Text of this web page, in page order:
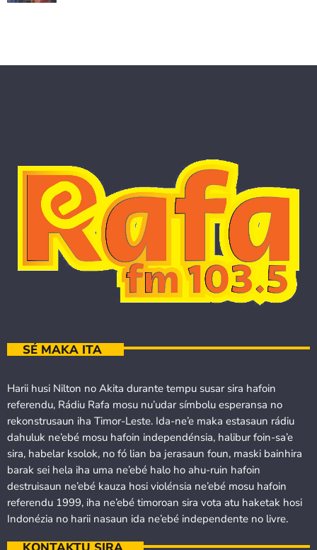
SÉ MAKA ITA
Harii husi Nilton no Akita durante tempu susar sira hafoin
referendu, Rádiu Rafa mosu nu’udar símbolu esperansa no
rekonstrusaun iha Timor-Leste. Ida-ne’e maka estasaun rádiu
dahuluk ne’ebé mosu hafoin independénsia, halibur foin-sa’e
sira, habelar ksolok, no fó lian ba jerasaun foun, maski bainhira
barak sei hela iha uma ne’ebé halo ho ahu-ruin hafoin
destruisaun ne’ebé kauza hosi violénsia ne’ebé mosu hafoin
referendu 1999, iha ne’ebé timoroan sira vota atu haketak hosi
Indonézia no harii nasaun ida ne’ebé independente no livre.